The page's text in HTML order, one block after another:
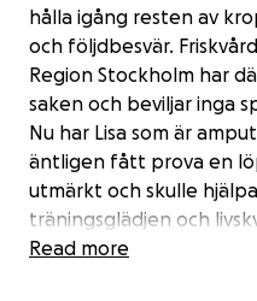
hålla igång resten av
och följdbesvär.
Region Stockholm har
saken och beviljar inga
Nu har Lisa som är
äntligen fått prova en
utmärkt och skulle
träningsglädjen och
regionen säger nej.
Read more